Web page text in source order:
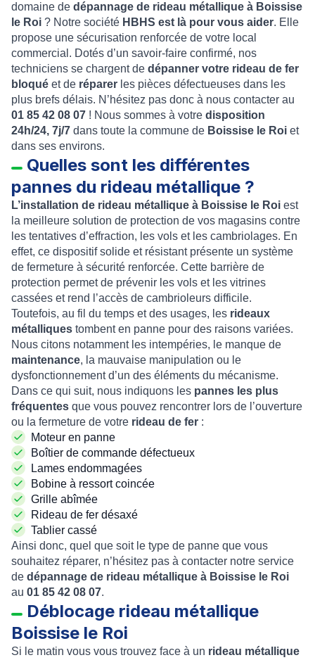
domaine de dépannage de rideau métallique à Boissise
le Roi ? Notre société HBHS est là pour vous aider. Elle
propose une sécurisation renforcée de votre local
commercial. Dotés d’un savoir-faire confirmé, nos
techniciens se chargent de dépanner votre rideau de fer
bloqué et de réparer les pièces défectueuses dans les
plus brefs délais. N’hésitez pas donc à nous contacter au
01 85 42 08 07 ! Nous sommes à votre disposition
24h/24, 7j/7 dans toute la commune de Boissise le Roi et
dans ses environs.
Quelles sont les différentes
pannes du rideau métallique ?
L’installation de rideau métallique à Boissise le Roi est
la meilleure solution de protection de vos magasins contre
les tentatives d’effraction, les vols et les cambriolages. En
effet, ce dispositif solide et résistant présente un système
de fermeture à sécurité renforcée. Cette barrière de
protection permet de prévenir les vols et les vitrines
cassées et rend l’accès de cambrioleurs difficile.
Toutefois, au fil du temps et des usages, les rideaux
métalliques tombent en panne pour des raisons variées.
Nous citons notamment les intempéries, le manque de
maintenance, la mauvaise manipulation ou le
dysfonctionnement d’un des éléments du mécanisme.
Dans ce qui suit, nous indiquons les pannes les plus
fréquentes que vous pouvez rencontrer lors de l’ouverture
ou la fermeture de votre rideau de fer :
Moteur en panne
Boîtier de commande défectueux
Lames endommagées
Bobine à ressort coincée
Grille abîmée
Rideau de fer désaxé
Tablier cassé
Ainsi donc, quel que soit le type de panne que vous
souhaitez réparer, n’hésitez pas à contacter notre service
de dépannage de rideau métallique à Boissise le Roi
au 01 85 42 08 07.
Déblocage rideau métallique
Boissise le Roi
Si le matin vous vous trouvez face à un rideau métallique